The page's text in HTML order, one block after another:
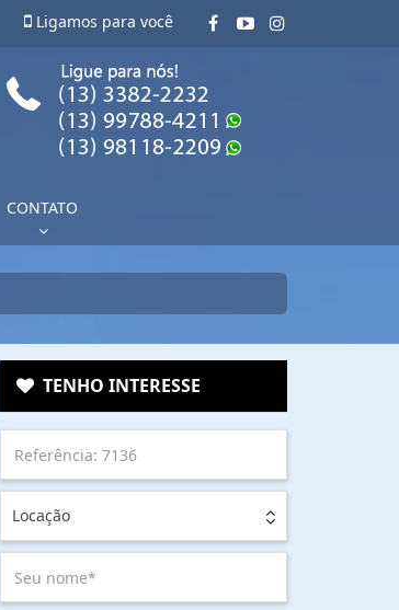
Ligamos para você
CONTATO
TENHO INTERESSE
Locação